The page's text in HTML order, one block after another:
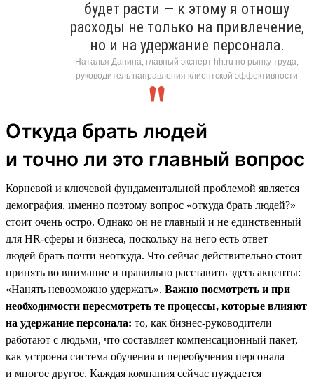
будет расти — к этому я отношу
расходы не только на привлечение,
но и на удержание персонала.
Наталья Данина, главный эксперт hh.ru по рынку труда,
руководитель направления клиентской эффективности
Откуда брать людей
и точно ли это главный вопрос
Корневой и ключевой фундаментальной проблемой является
демография, именно поэтому вопрос «откуда брать людей?»
стоит очень остро. Однако он не главный и не единственный
для HR-сферы и бизнеса, поскольку на него есть ответ —
людей брать почти неоткуда. Что сейчас действительно стоит
принять во внимание и правильно расставить здесь акценты:
«Нанять невозможно удержать». Важно посмотреть и при
необходимости пересмотреть те процессы, которые влияют
на удержание персонала: то, как бизнес-руководители
работают с людьми, что составляет компенсационный пакет,
как устроена система обучения и переобучения персонала
и многое другое. Каждая компания сейчас нуждается